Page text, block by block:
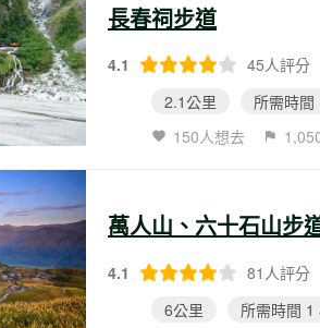
長春祠步道
4.1 45人評分
2.1公里
所需時
150人想去
萬人山、六十石山步
4.1 81人評分
6公里
所需時間